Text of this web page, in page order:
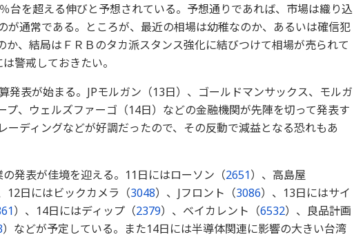
台を超える伸びと予想されている。予想通りであれば、市場は織り込
が通常である。ところが、最近の相場は幼稚なのか、あるいは確信犯
か、結局はＦＲＢのタカ派スタンス強化に結びつけて相場が売られて
警戒しておきたい。
発表が始まる。JPモルガン（13日）、ゴールドマンサックス、モルガ
プ、ウェルズファーゴ（14日）などの金融機関が先陣を切って発表す
ーディングなどが好調だったので、その反動で減益となる恐れもあ
発表が佳境を迎える。11日にはローソン（2651）、高島屋
12日にはビックカメラ（3048）、Jフロント（3086）、13日にはサイ
）、14日にはディップ（2379）、ベイカレント（6532）、良品計画
）などが予定している。また14日には半導体関連に影響の大きい台湾